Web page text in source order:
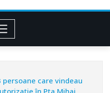
care vindeau